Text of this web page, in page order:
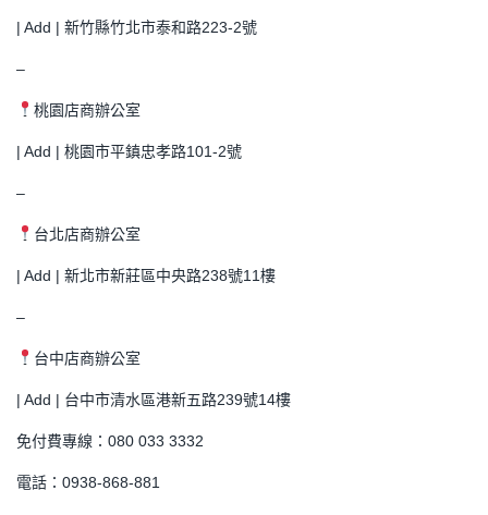
| Add | 新竹縣竹北市泰和路223-2號
–
桃園店商辦公室
| Add | 桃園市平鎮忠孝路101-2號
–
台北店商辦公室
| Add | 新北市新莊區中央路238號11樓
–
台中店商辦公室
| Add | 台中市清水區港新五路239號14樓
免付費專線：080 033 3332
電話：0938-868-881